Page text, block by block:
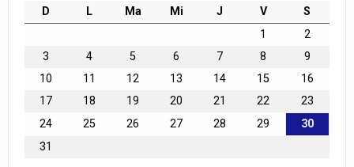
D L Ma Mi J V
S
1
2
3
4 5 6 7 8
9
10
11 12 13 14 15
16
17
18 19 20 21 22
23
24
25 26 27 28 29
30
31